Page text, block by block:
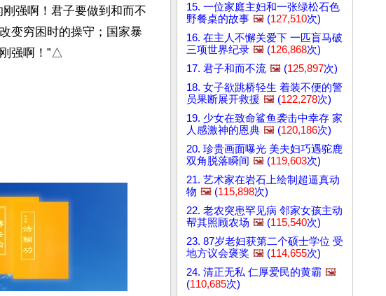
强啊！君子要做到和而不
变穷困时的操守；国家暴
强啊！”△
15. 一位家庭主妇和一张绿松石色
野餐桌的故事 🖼️ (127,510次)
16. 在主人不懈关爱下 一匹盲马破
三项世界纪录 🖼️ (126,868次)
17. 君子和而不流 🖼️ (125,897次)
18. 女子欲跳桥轻生 着装不便的警
员果断展开救援 🖼️ (122,278次)
19. 少女在致命鲨鱼袭击中幸存 家
人感激神的恩典 🖼️ (120,186次)
20. 珍贵画面曝光 美夫妇巧遇驼鹿
双角脱落瞬间 🖼️ (119,603次)
21. 艺术家在岩石上绘制超逼真动
物 🖼️ (115,898次)
22. 老农突患罕见病 邻家女孩主动
帮其照顾农场 🖼️ (115,540次)
23. 87岁老妇获第二个硕士学位 受
地方议会褒奖 🖼️ (114,655次)
24. 清正无私 仁厚爱民的黄霸 🖼️
(110,685次)